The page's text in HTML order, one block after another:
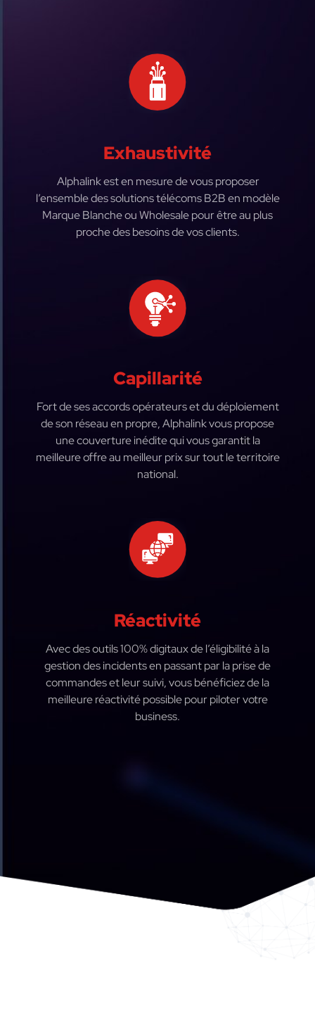
Exhaustivité
Alphalink est en mesure de vous proposer
l’ensemble des solutions télécoms B2B en modèle
Marque Blanche ou Wholesale pour être au plus
proche des besoins de vos clients.
Capillarité
Fort de ses accords opérateurs et du déploiement
de son réseau en propre, Alphalink vous propose
une couverture inédite qui vous garantit la
meilleure offre au meilleur prix sur tout le territoire
national.
Réactivité
Avec des outils 100% digitaux de l’éligibilité à la
gestion des incidents en passant par la prise de
commandes et leur suivi, vous bénéficiez de la
meilleure réactivité possible pour piloter votre
business.